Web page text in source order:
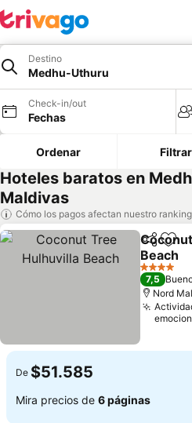
Destino
Medhu-Uthuru
Check-in/out
Fechas
Ordenar Filtrar
Hoteles baratos en
Maldivas
Cómo los pagos afectan nuestro ranking
Compartir
Beach
4 Estrellas
7,5
Nord
De $51.585
Mira precios de 6 páginas